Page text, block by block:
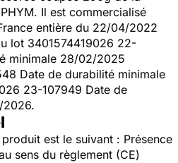
Il est commercialisé
entière du 22/04/2022
lot 3401574419026 22-
minimale 28/02/2025
Date de durabilité minimale
23-107949 Date de
2026.
est le suivant : Présence
sens du règlement (CE)